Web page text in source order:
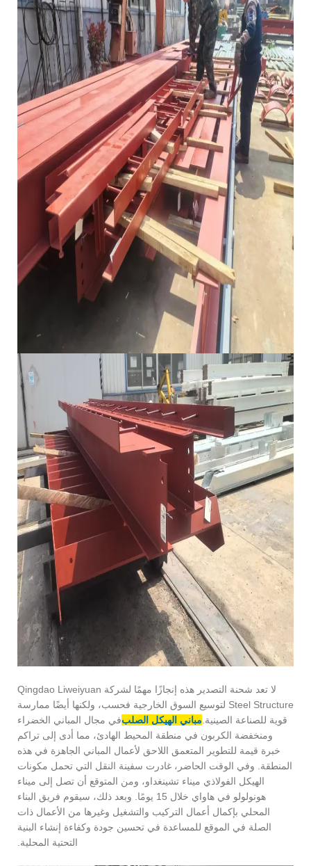
لا تعد شحنة التصدير هذه إنجازًا مهمًا لشركة Qingdao Liweiyuan
Steel Structure لتوسيع السوق الخارجية فحسب، ولكنها أيضًا ممارسة
قوية للصناعة الصينية.مباني الهيكل الصلبفي مجال المباني الخضراء
ومنخفضة الكربون في منطقة المحيط الهادئ، مما أدى إلى تراكم
خبرة قيمة للتطوير المتعمق اللاحق لأعمال المباني الجاهزة في هذه
المنطقة. وفي الوقت الحاضر، غادرت سفينة النقل التي تحمل مكونات
الهيكل الفولاذي ميناء تشينغداو، ومن المتوقع أن تصل إلى ميناء
هونولولو في هاواي خلال 15 يومًا. وبعد ذلك، سيقوم فريق البناء
المحلي بإكمال أعمال التركيب والتشغيل وغيرها من الأعمال ذات
الصلة في الموقع للمساعدة في تحسين جودة وكفاءة إنشاء البنية
التحتية المحلية.